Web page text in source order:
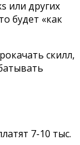
или других
будет «как
скилл,
7-10 тыс.